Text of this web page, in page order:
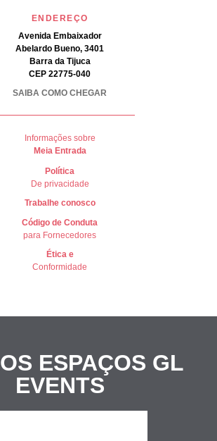
ENDEREÇO
Avenida Embaixador
Abelardo Bueno, 3401
Barra da Tijuca
CEP 22775-040
SAIBA COMO CHEGAR
Informações sobre
Meia Entrada
Política
De privacidade
Trabalhe conosco
Código de Conduta
para Fornecedores
Ética e
Conformidade
ESPAÇOS GL
EVENTS